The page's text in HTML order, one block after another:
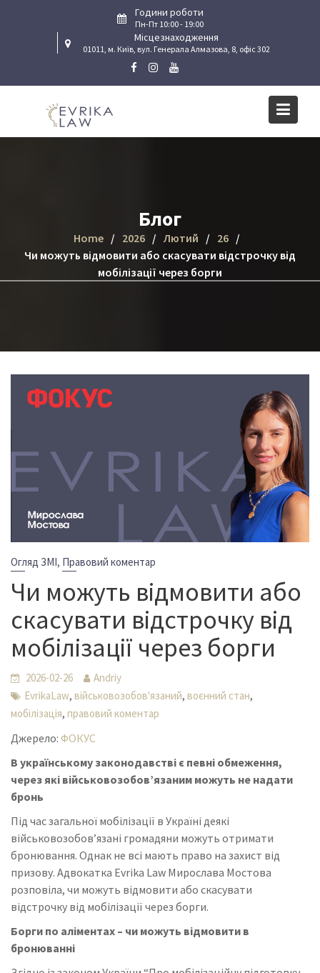
Години роботи
Пн-Пт 10:00 - 19:00
Місцезнаходження
01011, м. Київ, вул. Генерала Алмазова, 8, офіс 302
Блог
Home 2026 Лютий
26
Чи можуть відмовити або скасувати відстрочку від
мобілізації через борги
Огляд ЗМІ, Правовий коментар
Чи можуть відмовити або
скасувати відстрочку від
мобілізації через борги
2026-02-26
Andriy
EvrikaLaw, військовозобов'язаний, воєнний стан,
мобілізація, правовий коментар
Джерело: ФОКУС
В українському законодавстві є певні обмеження,
через які військовозобов’язаним можуть не надати
бронь
Під час загальної мобілізації в Україні деякі
військовозобов’язані громадяни можуть отримати
бронювання. Однак не всі мають право на захист від
призову. Адвокатка Evrika Law Мирослава Мостова
розповіла, чи можуть відмовити або скасувати
відстрочку від мобілізації через борги.
Борги по аліментах – чи можуть відмовити в
бронюванні